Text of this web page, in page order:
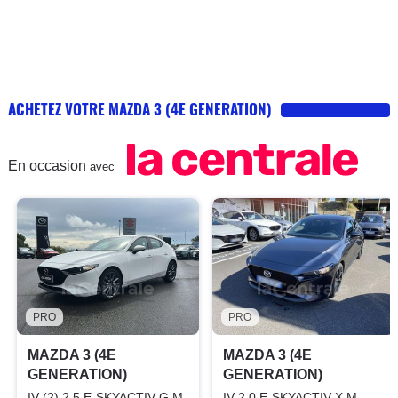
ACHETEZ VOTRE MAZDA 3 (4E GENERATION)
En occasion avec
PRO
MAZDA 3 (4E
GENERATION)
PRO
MAZDA 3 (4E
GENERATION)